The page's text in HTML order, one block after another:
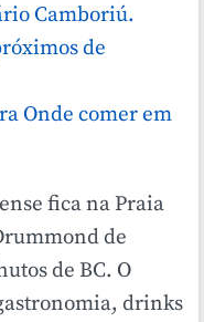
Camboriú.
de
Onde comer em
fica na Praia
de
de BC. O
drinks